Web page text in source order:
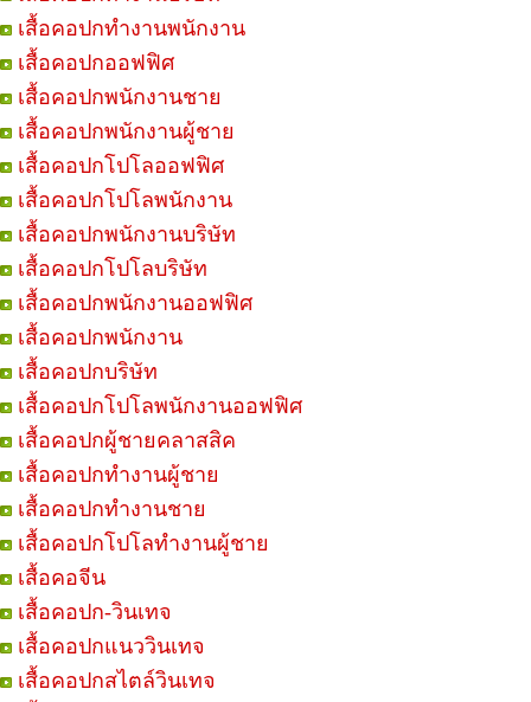
เสื้อคอปกทำงานพนักงาน
เสื้อคอปกออฟฟิศ
เสื้อคอปกพนักงานชาย
เสื้อคอปกพนักงานผู้ชาย
เสื้อคอปกโปโลออฟฟิศ
เสื้อคอปกโปโลพนักงาน
เสื้อคอปกพนักงานบริษัท
เสื้อคอปกโปโลบริษัท
เสื้อคอปกพนักงานออฟฟิศ
เสื้อคอปกพนักงาน
เสื้อคอปกบริษัท
เสื้อคอปกโปโลพนักงานออฟฟิศ
เสื้อคอปกผู้ชายคลาสสิค
เสื้อคอปกทำงานผู้ชาย
เสื้อคอปกทำงานชาย
เสื้อคอปกโปโลทำงานผู้ชาย
เสื้อคอจีน
เสื้อคอปก-วินเทจ
เสื้อคอปกแนววินเทจ
เสื้อคอปกสไตล์วินเทจ